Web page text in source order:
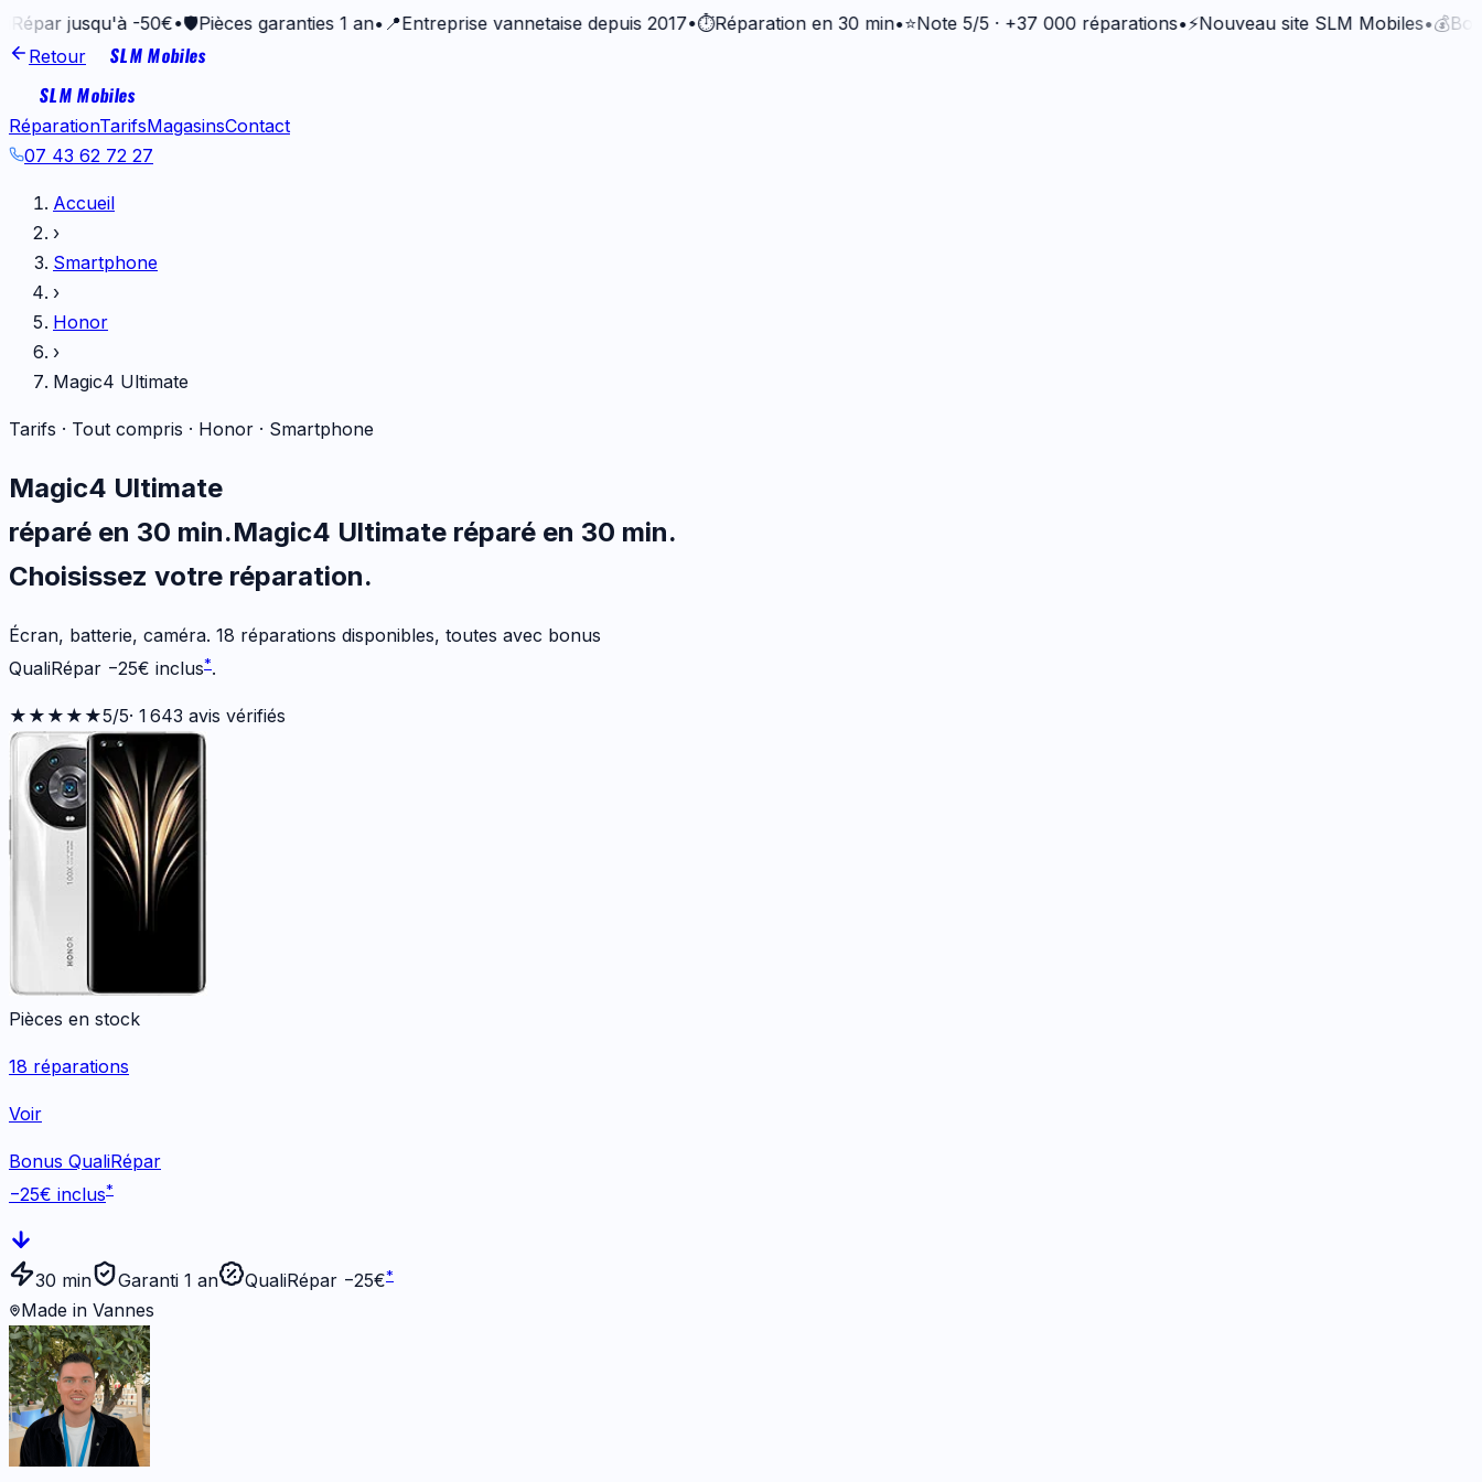
jusqu'à -50€ •🛡️Pièces garanties 1 an• 📍Entreprise vannetaise depuis 2017•⏱️Réparation en 30 min•⭐Note 5/5 · +37 000 réparations•⚡Nouveau site SLM Mobiles•💰Bonus
Retour
SLM Mobiles
SLM Mobiles
RéparationTarifsMagasinsContact
07 43 62 72 27
Accueil
›
Smartphone
›
Honor
›
Magic4 Ultimate
Tarifs · Tout compris · Honor · Smartphone
Magic4 Ultimate
réparé en 30 min.Magic4 Ultimate réparé en 30 min.
Choisissez votre réparation.
Écran, batterie, caméra. 18 réparations disponibles, toutes avec bonus
QualiRépar −25€ inclus*.
★★★★★5/5· 1 643 avis vérifiés
Pièces en stock
18 réparations
Voir
Bonus QualiRépar
−25€ inclus*
30 min Garanti 1 an QualiRépar −25€*
Made in Vannes